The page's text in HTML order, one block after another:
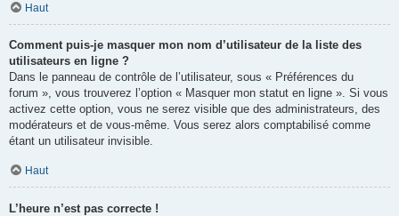
Haut
Comment puis-je masquer mon nom d’utilisateur de la liste des
utilisateurs en ligne ?
Dans le panneau de contrôle de l’utilisateur, sous « Préférences du
forum », vous trouverez l’option « Masquer mon statut en ligne ». Si vous
activez cette option, vous ne serez visible que des administrateurs, des
modérateurs et de vous-même. Vous serez alors comptabilisé comme
étant un utilisateur invisible.
Haut
L’heure n’est pas correcte !